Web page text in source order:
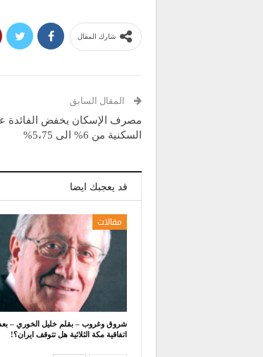
شارك المقال
المقال السابق
مصرف الإسكان يخفض الفائدة
السكنية من 6% الى 5،75%
قد يعجبك ايضا
مقالات
شروق وغروب – بقلم خليل الخوري –
اتفاقية مكة الثلاثية هل تتوقف ايران؟!